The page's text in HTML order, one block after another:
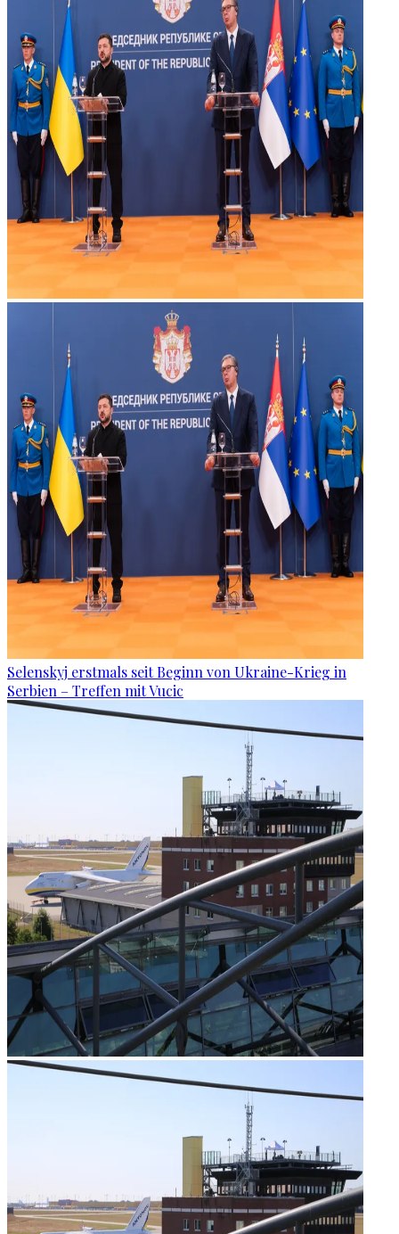
Selenskyj erstmals seit Beginn von Ukraine-Krieg in
Serbien – Treffen mit Vucic